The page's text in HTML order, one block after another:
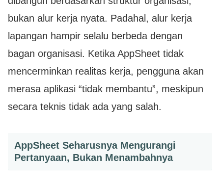
bukan alur kerja nyata. Padahal, alur kerja
lapangan hampir selalu berbeda dengan
bagan organisasi. Ketika AppSheet tidak
mencerminkan realitas kerja, pengguna akan
merasa aplikasi “tidak membantu”, meskipun
secara teknis tidak ada yang salah.
AppSheet Seharusnya Mengurangi
Pertanyaan, Bukan Menambahnya